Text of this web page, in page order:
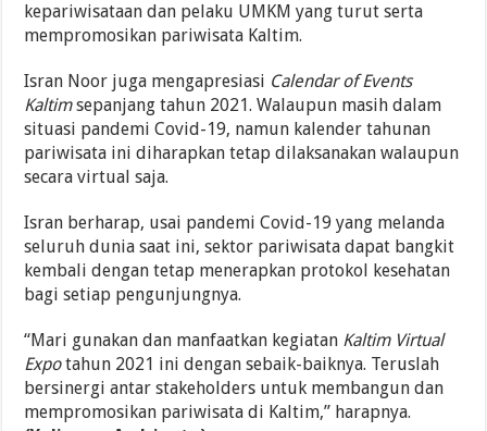
kepariwisataan dan pelaku UMKM yang turut serta
mempromosikan pariwisata Kaltim.
Isran Noor juga mengapresiasi Calendar of Events
Kaltimsepanjang tahun 2021. Walaupun masih dalam
situasi pandemi Covid-19, namun kalender tahunan
pariwisata ini diharapkan tetap dilaksanakan walaupun
secara virtual saja.
Isran berharap, usai pandemi Covid-19 yang melanda
seluruh dunia saat ini, sektor pariwisata dapat bangkit
kembali dengan tetap menerapkan protokol kesehatan
bagi setiap pengunjungnya.
“Mari gunakan dan manfaatkan kegiatan Kaltim Virtual
Expotahun 2021 ini dengan sebaik-baiknya. Teruslah
bersinergi antar stakeholders untuk membangun dan
mempromosikan pariwisata di Kaltim,” harapnya.